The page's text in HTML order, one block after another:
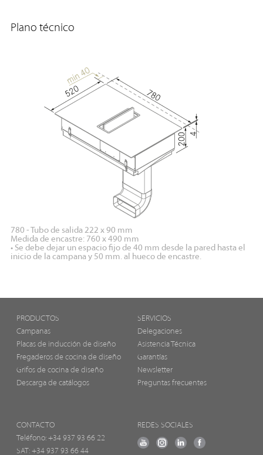
Plano técnico
780 - Tubo de salida 222 x 90 mm
Medida de encastre: 760 x 490 mm
• Se debe dejar un espacio fijo de 40 mm desde la pared hasta el
inicio de la campana y 50 mm. al hueco de encastre.
PRODUCTOS
Campanas
Placas de inducción de diseño
Fregaderos de cocina de diseño
Grifos de cocina de diseño
Descarga de catálogos
SERVICIOS
Delegaciones
Asistencia Técnica
Garantías
Newsletter
Preguntas frecuentes
CONTACTO
Teléfono: +34 937 93 66 22
SAT: +34 937 93 66 44
REDES SOCIALES